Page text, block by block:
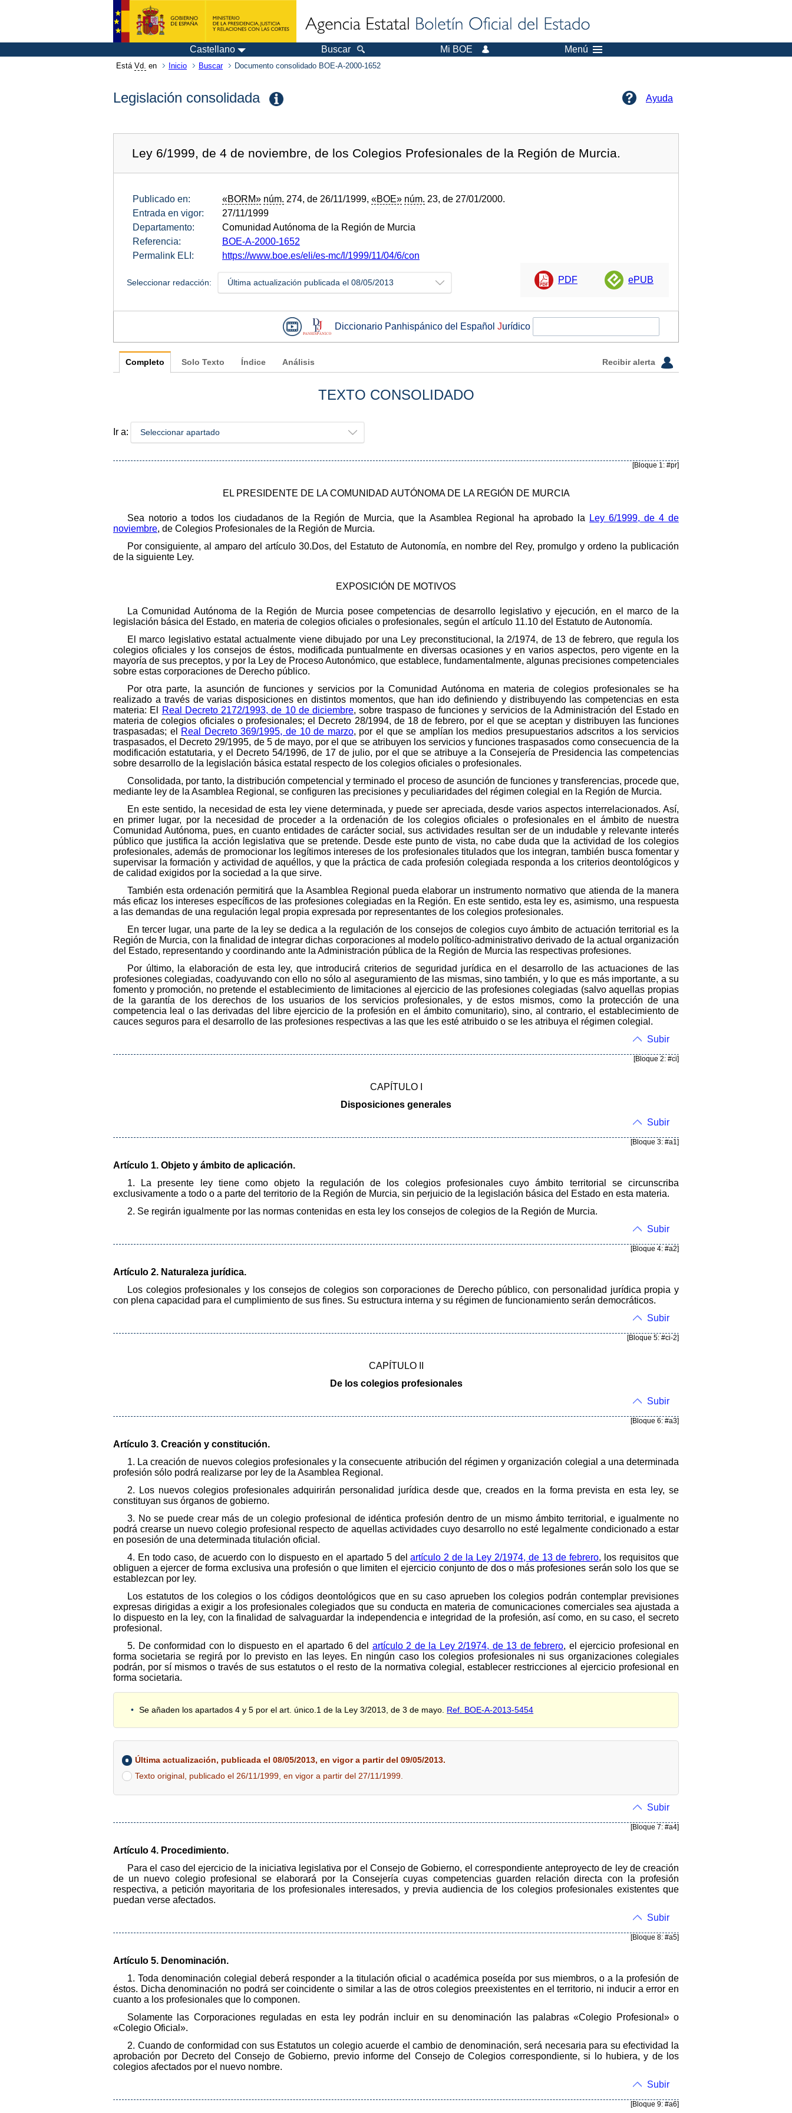
Castellano Buscar Mi BOE Menú
Está Vd. en Inicio Buscar Documento consolidado BOE-A-2000-1652
Legislación consolidada Ayuda
Ley 6/1999, de 4 de noviembre, de los Colegios Profesionales de la Región de Murcia.
Publicado en: «BORM» núm. 274, de 26/11/1999, «BOE» núm. 23, de 27/01/2000.
Entrada en vigor:
27/11/1999
Departamento:
Comunidad Autónoma de la Región de Murcia
Referencia:
BOE-A-2000-1652
Permalink ELI:
https://www.boe.es/eli/es-mc/l/1999/11/04/6/con
Seleccionar redacción: Última actualización publicada el 08/05/2013 PDF ePUB
Diccionario Panhispánico del Español Jurídico
Completo Solo Texto Índice Análisis Recibir alerta
TEXTO CONSOLIDADO
Ir a: Seleccionar apartado
[Bloque 1: #pr]
EL PRESIDENTE DE LA COMUNIDAD AUTÓNOMA DE LA REGIÓN DE MURCIA
Sea notorio a todos los ciudadanos de la Región de Murcia, que la Asamblea Regional ha aprobado la
Ley 6/1999, de 4 de
noviembre, de Colegios Profesionales de la Región de Murcia.
Por consiguiente, al amparo del artículo 30.Dos, del Estatuto de Autonomía, en nombre del Rey, promulgo y ordeno la publicación
de la siguiente Ley.
EXPOSICIÓN DE MOTIVOS
La Comunidad Autónoma de la Región de Murcia posee competencias de desarrollo legislativo y ejecución, en el marco de la
legislación básica del Estado, en materia de colegios oficiales o profesionales, según el artículo 11.10 del Estatuto de Autonomía.
El marco legislativo estatal actualmente viene dibujado por una Ley preconstitucional, la 2/1974, de 13 de febrero, que regula los
colegios oficiales y los consejos de éstos, modificada puntualmente en diversas ocasiones y en varios aspectos, pero vigente en la
mayoría de sus preceptos, y por la Ley de Proceso Autonómico, que establece, fundamentalmente, algunas precisiones competenciales
sobre estas corporaciones de Derecho público.
Por otra parte, la asunción de funciones y servicios por la Comunidad Autónoma en materia de colegios profesionales se ha
realizado a través de varias disposiciones en distintos momentos, que han ido definiendo y distribuyendo las competencias en esta
materia: El
Real Decreto 2172/1993, de 10 de diciembre, sobre traspaso de funciones y servicios de la Administración del Estado en
materia de colegios oficiales o profesionales; el Decreto 28/1994, de 18 de febrero, por el que se aceptan y distribuyen las funciones
traspasadas; el
Real Decreto 369/1995, de 10 de marzo, por el que se amplían los medios presupuestarios adscritos a los servicios
traspasados, el Decreto 29/1995, de 5 de mayo, por el que se atribuyen los servicios y funciones traspasados como consecuencia de la
modificación estatutaria, y el Decreto 54/1996, de 17 de julio, por el que se atribuye a la Consejería de Presidencia las competencias
sobre desarrollo de la legislación básica estatal respecto de los colegios oficiales o profesionales.
Consolidada, por tanto, la distribución competencial y terminado el proceso de asunción de funciones y transferencias, procede que,
mediante ley de la Asamblea Regional, se configuren las precisiones y peculiaridades del régimen colegial en la Región de Murcia.
En este sentido, la necesidad de esta ley viene determinada, y puede ser apreciada, desde varios aspectos interrelacionados. Así,
en primer lugar, por la necesidad de proceder a la ordenación de los colegios oficiales o profesionales en el ámbito de nuestra
Comunidad Autónoma, pues, en cuanto entidades de carácter social, sus actividades resultan ser de un indudable y relevante interés
público que justifica la acción legislativa que se pretende. Desde este punto de vista, no cabe duda que la actividad de los colegios
profesionales, además de promocionar los legítimos intereses de los profesionales titulados que los integran, también busca fomentar y
supervisar la formación y actividad de aquéllos, y que la práctica de cada profesión colegiada responda a los criterios deontológicos y
de calidad exigidos por la sociedad a la que sirve.
También esta ordenación permitirá que la Asamblea Regional pueda elaborar un instrumento normativo que atienda de la manera
más eficaz los intereses específicos de las profesiones colegiadas en la Región. En este sentido, esta ley es, asimismo, una respuesta
a las demandas de una regulación legal propia expresada por representantes de los colegios profesionales.
En tercer lugar, una parte de la ley se dedica a la regulación de los consejos de colegios cuyo ámbito de actuación territorial es la
Región de Murcia, con la finalidad de integrar dichas corporaciones al modelo político-administrativo derivado de la actual organización
del Estado, representando y coordinando ante la Administración pública de la Región de Murcia las respectivas profesiones.
Por último, la elaboración de esta ley, que introducirá criterios de seguridad jurídica en el desarrollo de las actuaciones de las
profesiones colegiadas, coadyuvando con ello no sólo al aseguramiento de las mismas, sino también, y lo que es más importante, a su
fomento y promoción, no pretende el establecimiento de limitaciones al ejercicio de las profesiones colegiadas (salvo aquellas propias
de la garantía de los derechos de los usuarios de los servicios profesionales, y de estos mismos, como la protección de una
competencia leal o las derivadas del libre ejercicio de la profesión en el ámbito comunitario), sino, al contrario, el establecimiento de
cauces seguros para el desarrollo de las profesiones respectivas a las que les esté atribuido o se les atribuya el régimen colegial.
Subir
[Bloque 2: #ci]
CAPÍTULO I
Disposiciones generales
Subir
[Bloque 3: #a1]
Artículo 1. Objeto y ámbito de aplicación.
1. La presente ley tiene como objeto la regulación de los colegios profesionales cuyo ámbito territorial se circunscriba
exclusivamente a todo o a parte del territorio de la Región de Murcia, sin perjuicio de la legislación básica del Estado en esta materia.
2. Se regirán igualmente por las normas contenidas en esta ley los consejos de colegios de la Región de Murcia.
Subir
[Bloque 4: #a2]
Artículo 2. Naturaleza jurídica.
Los colegios profesionales y los consejos de colegios son corporaciones de Derecho público, con personalidad jurídica propia y
con plena capacidad para el cumplimiento de sus fines. Su estructura interna y su régimen de funcionamiento serán democráticos.
Subir
[Bloque 5: #ci-2]
CAPÍTULO II
De los colegios profesionales
Subir
[Bloque 6: #a3]
Artículo 3. Creación y constitución.
1. La creación de nuevos colegios profesionales y la consecuente atribución del régimen y organización colegial a una determinada
profesión sólo podrá realizarse por ley de la Asamblea Regional.
2. Los nuevos colegios profesionales adquirirán personalidad jurídica desde que, creados en la forma prevista en esta ley, se
constituyan sus órganos de gobierno.
3. No se puede crear más de un colegio profesional de idéntica profesión dentro de un mismo ámbito territorial, e igualmente no
podrá crearse un nuevo colegio profesional respecto de aquellas actividades cuyo desarrollo no esté legalmente condicionado a estar
en posesión de una determinada titulación oficial.
4. En todo caso, de acuerdo con lo dispuesto en el apartado 5 delartículo 2 de la Ley 2/1974, de 13 de febrero, los requisitos que
obliguen a ejercer de forma exclusiva una profesión o que limiten el ejercicio conjunto de dos o más profesiones serán solo los que se
establezcan por ley.
Los estatutos de los colegios o los códigos deontológicos que en su caso aprueben los colegios podrán contemplar previsiones
expresas dirigidas a exigir a los profesionales colegiados que su conducta en materia de comunicaciones comerciales sea ajustada a
lo dispuesto en la ley, con la finalidad de salvaguardar la independencia e integridad de la profesión, así como, en su caso, el secreto
profesional.
5. De conformidad con lo dispuesto en el apartado 6 del artículo 2 de la Ley 2/1974, de 13 de febrero, el ejercicio profesional en
forma societaria se regirá por lo previsto en las leyes. En ningún caso los colegios profesionales ni sus organizaciones colegiales
podrán, por sí mismos o través de sus estatutos o el resto de la normativa colegial, establecer restricciones al ejercicio profesional en
forma societaria.
Se añaden los apartados 4 y 5 por el art. único.1 de la Ley 3/2013, de 3 de mayo. Ref. BOE-A-2013-5454
Última actualización, publicada el 08/05/2013, en vigor a partir del 09/05/2013.
Texto original, publicado el 26/11/1999, en vigor a partir del 27/11/1999.
Subir
[Bloque 7: #a4]
Artículo 4. Procedimiento.
Para el caso del ejercicio de la iniciativa legislativa por el Consejo de Gobierno, el correspondiente anteproyecto de ley de creación
de un nuevo colegio profesional se elaborará por la Consejería cuyas competencias guarden relación directa con la profesión
respectiva, a petición mayoritaria de los profesionales interesados, y previa audiencia de los colegios profesionales existentes que
puedan verse afectados.
Subir
[Bloque 8: #a5]
Artículo 5. Denominación.
1. Toda denominación colegial deberá responder a la titulación oficial o académica poseída por sus miembros, o a la profesión de
éstos. Dicha denominación no podrá ser coincidente o similar a las de otros colegios preexistentes en el territorio, ni inducir a error en
cuanto a los profesionales que lo componen.
Solamente las Corporaciones reguladas en esta ley podrán incluir en su denominación las palabras «Colegio Profesional» o
«Colegio Oficial».
2. Cuando de conformidad con sus Estatutos un colegio acuerde el cambio de denominación, será necesaria para su efectividad la
aprobación por Decreto del Consejo de Gobierno, previo informe del Consejo de Colegios correspondiente, si lo hubiera, y de los
colegios afectados por el nuevo nombre.
Subir
[Bloque 9: #a6]